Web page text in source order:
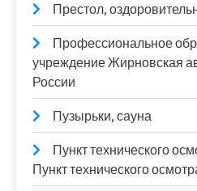
Престол,
Профессиональное
учреждение Жирновская
России
Пузырьки, сауна
Пункт технического
Пункт технического